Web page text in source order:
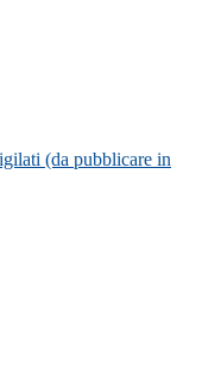
(da pubblicare in